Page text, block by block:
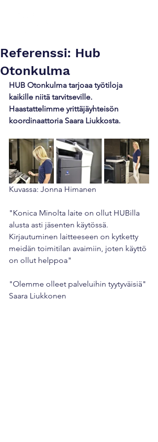
Referenssi: Hub
Otonkulma
HUB Otonkulma tarjoaa työtiloja
kaikille niitä tarvitseville.
Haastattelimme yrittäjäyhteisön
koordinaattoria Saara Liukkosta.
Kuvassa: Jonna Himanen
"Konica Minolta laite on ollut HUBilla
alusta asti jäsenten käytössä.
Kirjautuminen laitteeseen on kytketty
meidän toimitilan avaimiin, joten käyttö
on ollut helppoa"
"Olemme olleet palveluihin tyytyväisiä"
Saara Liukkonen